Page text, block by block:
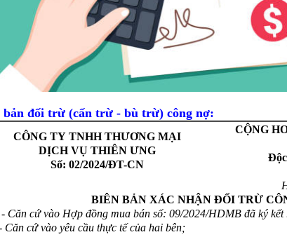
bản đối trừ (cấn trừ - bù trừ) công nợ:
CÔNG TY TNHH THƯƠNG MẠI
DỊCH VỤ THIÊN ƯNG
Số: 02/2024/ĐT-CN
CỘNG
BIÊN BẢN XÁC NHẬN ĐỐI TRỪ
vào Hợp đồng mua bán số: 09/2024/HDMB đã ký kết
cứ vào yêu cầu thực tế của hai bên;